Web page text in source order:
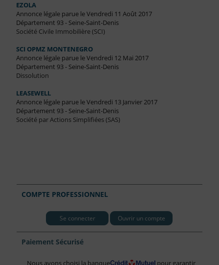
EZOLA
Annonce légale parue le Vendredi 11 Août 2017
Département 93 - Seine-Saint-Denis
Société Civile Immobilière (SCI)
SCI OPMZ MONTENEGRO
Annonce légale parue le Vendredi 12 Mai 2017
Département 93 - Seine-Saint-Denis
Dissolution
LEASEWELL
Annonce légale parue le Vendredi 13 Janvier 2017
Département 93 - Seine-Saint-Denis
Société par Actions Simplifiées (SAS)
COMPTE PROFESSIONNEL
Se connecter Ouvrir un compte
Paiement Sécurisé
Nous avons choisi la banque
pour garantir